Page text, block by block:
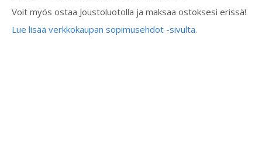
Voit myös ostaa Joustoluotolla ja maksaa ostoksesi erissä!
Lue lisää verkkokaupan sopimusehdot -sivulta.